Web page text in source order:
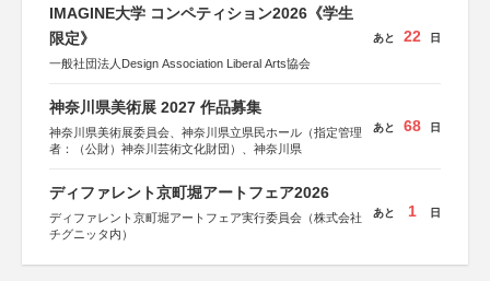
IMAGINE大学 コンペティション2026《学生
限定》
一般社団法人Design Association Liberal Arts協会
あと 22 日
神奈川県美術展 2027 作品募集
神奈川県美術展委員会、神奈川県立県民ホール（指定管理
者：（公財）神奈川芸術文化財団）、神奈川県
あと 68 日
ディファレント京町堀アートフェア2026
ディファレント京町堀アートフェア実行委員会（株式会社
チグニッタ内）
あと 1 日